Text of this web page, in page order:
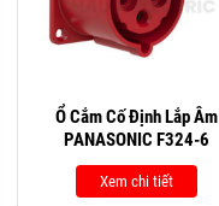
Ổ Cắm Cố Định Lắp Âm
PANASONIC F324-6
Xem chi tiết